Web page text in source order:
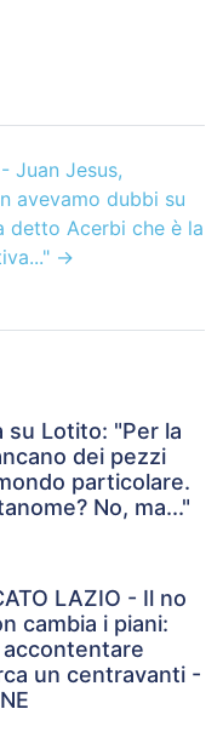
Juan Jesus,
avevamo dubbi su
detto Acerbi che è la
→
su Lotito: "Per la
dei pezzi
particolare.
No, ma..."
LAZIO - Il no
cambia i piani:
accontentare
un centravanti -